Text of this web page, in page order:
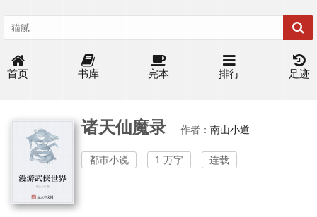
首页 书库 完本 排行 足迹
诸天仙魔录 作者： 南山小道
都市小说 1 万字 连载